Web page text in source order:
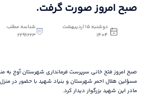
صبح امروز صورت گرفت.
دوشنبه 15 اردیبهشت
1404
شناسه مطلب:
2296223
صبح امروز فتح خانی سرپرست فرمانداری شهرستان آوج به
مسؤلین هلال احمر شهرستان و بنیاد شهید با حضور در
مادر این شهید بزرگوار دیدار کرد.